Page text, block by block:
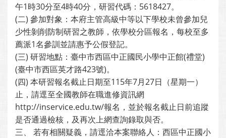
午1時30分至4時40分，研習代碼：5618427。
(二) 參加對象：本府主管高級中等以下學校未曾參加兒
少性剝削防制研習之教師，依學校分區報名，每校至多
薦派1名參訓並請惠予公假登記。
(三) 研習地點：臺中市西區中正國民小學中正館(禮堂)
(臺中市西區英才路423號)。
(四) 本研習報名截止日期至115年7月27日（星期一）
止，請逕至全國教師在職進修資訊網
http://inservice.edu.tw/報名，並於報名截止日前追蹤
是否通過檢核，及再次上網查詢錄取與否。
三、 若有相關疑義，請逕洽本案聯絡人：西區中正國小